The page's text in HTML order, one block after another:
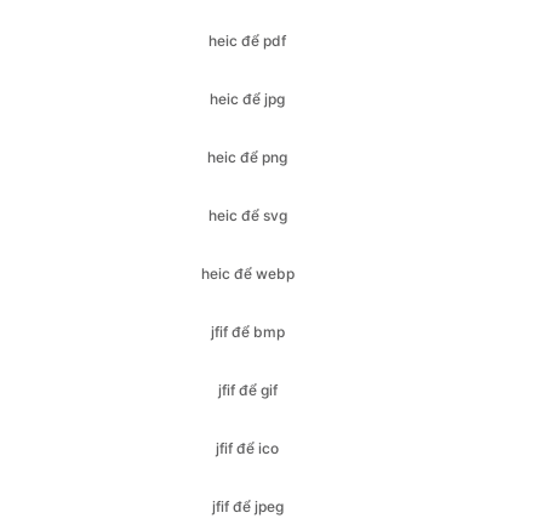
heic để png
heic để svg
heic để webp
jfif để bmp
jfif để gif
jfif để ico
jfif để jpeg
jfif để jpg
jfif để png